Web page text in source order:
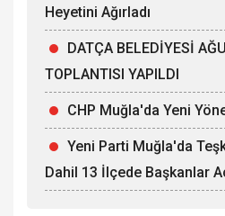
Heyetini Ağırladı
DATÇA BELEDİYESİ
TOPLANTISI YAPILDI
CHP Muğla'da Yeni
Yeni Parti Muğla'da
Dahil 13 İlçede Başkanlar